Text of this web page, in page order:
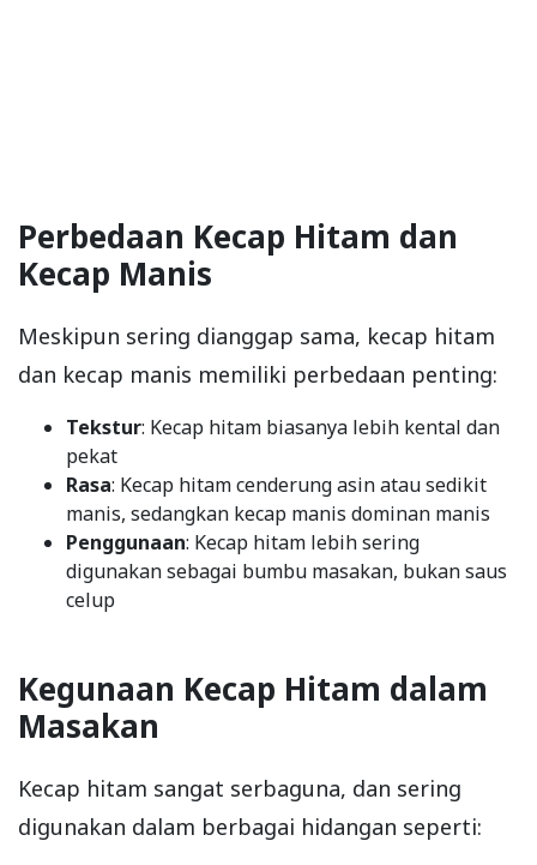
Perbedaan Kecap Hitam dan
Kecap Manis
Meskipun sering dianggap sama, kecap hitam
dan kecap manis memiliki perbedaan penting:
Tekstur: Kecap hitam biasanya lebih kental dan
pekat
Rasa: Kecap hitam cenderung asin atau sedikit
manis, sedangkan kecap manis dominan manis
Penggunaan: Kecap hitam lebih sering
digunakan sebagai bumbu masakan, bukan saus
celup
Kegunaan Kecap Hitam dalam
Masakan
Kecap hitam sangat serbaguna, dan sering
digunakan dalam berbagai hidangan seperti: